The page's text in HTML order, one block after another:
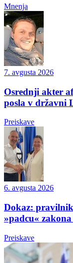
Mnenja
7. avgusta 2026
Osrednji akter
posla v državni
Preiskave
6. avgusta 2026
Dokaz:
»padcu«
Preiskave